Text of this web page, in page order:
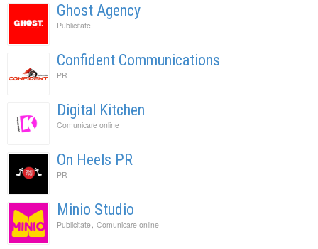
Ghost Agency
Publicitate
Confident Communications
PR
Digital Kitchen
Comunicare online
On Heels PR
PR
Minio Studio
Publicitate, Comunicare online